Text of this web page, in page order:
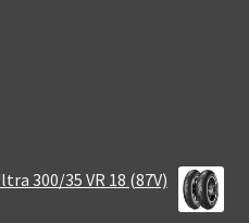
300/35 VR 18 (87V)